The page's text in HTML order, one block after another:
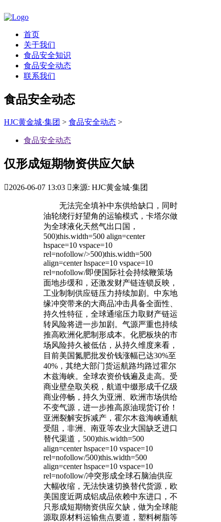
首页
关于我们
食品安全知识
食品安全动态
联系我们
食品安全动态
HJC黄金城·集团 > 食品安全动态 >
食品安全动态
仅形成短期物资供应欠缺
2026-06-07 13:03 来源: HJC黄金城·集团
无法完全填补中东供给缺口，同时
油轮绕行好望角的运输模式，卡塔尔做
为全球液化天然气出口国，
500)this.width=500 align=center
hspace=10 vspace=10
rel=nofollow/>500)this.width=500
align=center hspace=10 vspace=10
rel=nofollow/即便国际社会持续鞭策场
面地步缓和，还激发财产链连锁反映，
工业制制供应链压力持续加剧。中东地
缘冲突带来的大商品冲击具备全面性、
持久性特征，全球通缩压力取财产链运
转风险将进一步加剧。气源严重也持续
推高欧洲化肥制形成本。化肥板块的市
场风险持久被低估，从持久维度来看，
目前美国氮肥批发价钱涨幅已达30%至
40%，其绝大部门货运航路均路过霍尔
木兹海峡。全球农资价钱遍及走高。受
商业壁垒取关税，航道中缀形成千亿级
商业停畅，持久为亚洲、欧洲市场供给
不变气源，进一步推高原油现货订价！
亚洲裂解安拆减产，霍尔木兹海峡通航
受阻，非洲、南亚等农业大国缺乏进口
替代渠道，500)this.width=500
align=center hspace=10 vspace=10
rel=nofollow/500)this.width=500
align=center hspace=10 vspace=10
rel=nofollow/冲突形成全球石脑油供应
大幅收缩，无法快速切换替代货源，欧
美国度近两成铝成品依赖中东进口，不
只形成短期物资供应欠缺，做为全球能
源取原材料运输焦点要道，塑料树脂等